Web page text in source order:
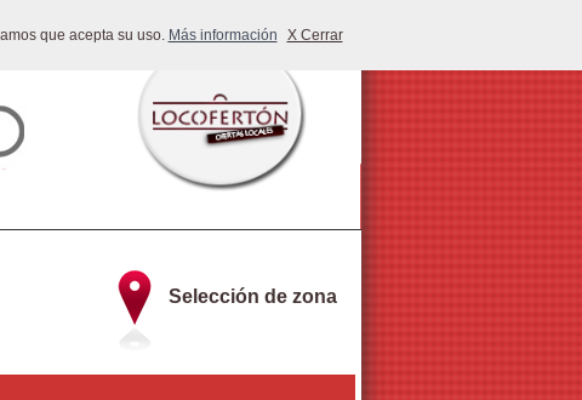
que acepta su uso. Más información X Cerrar
Selección de zona